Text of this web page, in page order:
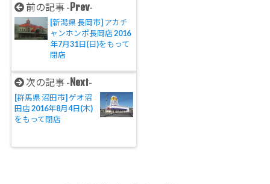
前の記事 - Prev-
[新潟県 長岡市] アカチ
ャンホンポ長岡店 2016
年7月31日(日)をもって
閉店
次の記事 - Next-
[群馬県 沼田市] ゲオ沼
田店 2016年8月4日(木)
をもって閉店